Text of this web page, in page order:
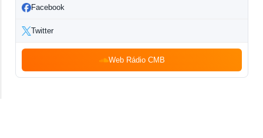
Facebook
Twitter
Web Rádio CMB